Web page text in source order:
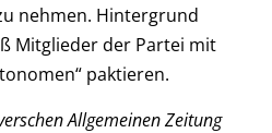
nehmen. Hintergrund
Mitglieder der Partei mit
paktieren.
Allgemeinen Zeitung